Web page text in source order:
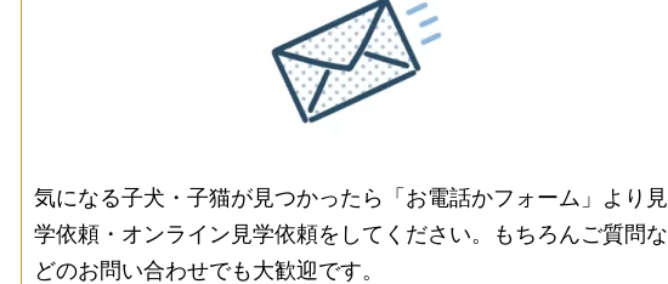
気になる子犬・子猫が見つかったら「お電話かフォーム」より見
学依頼・オンライン見学依頼をしてください。もちろんご質問な
どのお問い合わせでも大歓迎です。